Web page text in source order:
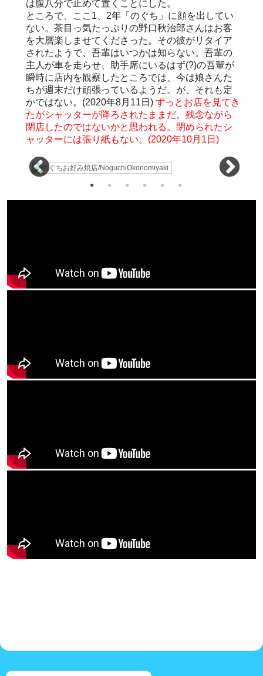
は腹八分で止めて置くことにした。
ところで、ここ1、2年「のぐち」に顔を出してい
ない。茶目っ気たっぷりの野口秋治郎さんはお客
を大層楽しませてくださった。その彼がリタイア
されたようで、吾輩はいつかは知らない。吾輩の
主人が車を走らせ、助手席にいるはず(?)の吾輩が
瞬時に店内を観察したところでは、今は娘さんた
ちが週末だけ頑張っているようだ。が、それも定
かではない。(2020年8月11日) ずっとお店を見てき
たがシャッターが降ろされたままだ。残念ながら
閉店したのではないかと思われる。閉められたシ
ャッターには張り紙もない。(2020年10月1日)